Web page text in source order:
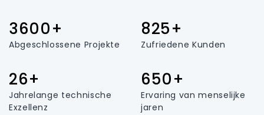
3600+
Abgeschlossene Projekte
825+
Zufriedene Kunden
26+
Jahrelange technische
Exzellenz
650+
Ervaring van menselijke
jaren